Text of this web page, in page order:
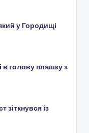
у Городищі
в голову пляшку з
зіткнувся із